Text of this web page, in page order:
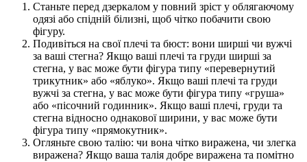
Станьте перед дзеркалом у повний зріст у облягаючому
одязі або спідній білизні, щоб чітко побачити свою
фігуру.
Подивіться на свої плечі та бюст: вони ширші чи вужчі
за ваші стегна? Якщо ваші плечі та груди ширші за
стегна, у вас може бути фігура типу «перевернутий
трикутник» або «яблуко». Якщо ваші плечі та груди
вужчі за стегна, у вас може бути фігура типу «груша»
або «пісочний годинник». Якщо ваші плечі, груди та
стегна відносно однакової ширини, у вас може бути
фігура типу «прямокутник».
Огляньте свою талію: чи вона чітко виражена, чи злегка
виражена? Якщо ваша талія добре виражена та помітно